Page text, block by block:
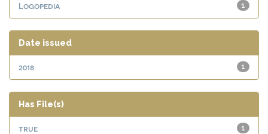
1
Logopedia
Date issued
1
2018
Has File(s)
1
true